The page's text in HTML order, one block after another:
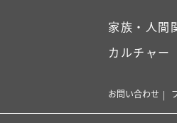
家族・人間
カルチャー
お問い合わせ